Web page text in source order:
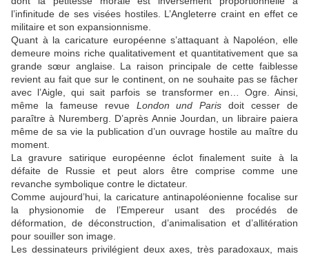
l’infinitude de ses visées hostiles. L’Angleterre craint en effet ce
militaire et son expansionnisme.
Quant à la caricature européenne s’attaquant à Napoléon, elle
demeure moins riche qualitativement et quantitativement que sa
grande sœur anglaise. La raison principale de cette faiblesse
revient au fait que sur le continent, on ne souhaite pas se fâcher
avec l’Aigle, qui sait parfois se transformer en… Ogre. Ainsi,
même la fameuse revue Londonund Paris doit cesser de
paraître à Nuremberg. D’après Annie Jourdan, un libraire paiera
même de sa vie la publication d’un ouvrage hostile au maître du
moment.
La gravure satirique européenne éclot finalement suite à la
défaite de Russie et peut alors être comprise comme une
revanche symbolique contre le dictateur.
Comme aujourd’hui, la caricature antinapoléonienne focalise sur
la physionomie de l’Empereur usant des procédés de
déformation, de déconstruction, d’animalisation et d’allitération
pour souiller son image.
Les dessinateurs privilégient deux axes, très paradoxaux, mais